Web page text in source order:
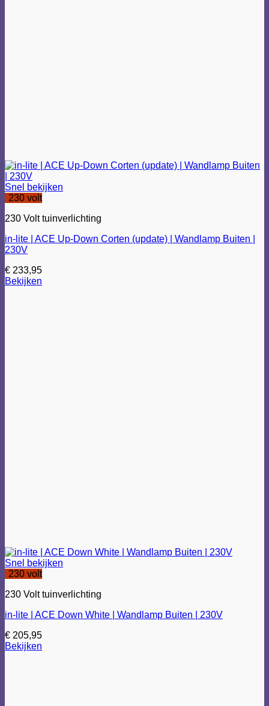
Snel bekijken
230 volt
230 Volt tuinverlichting
in-lite | ACE Up-Down Corten (update) | Wandlamp Buiten |
230V
€ 233,95
Bekijken
Snel bekijken
230 volt
230 Volt tuinverlichting
in-lite | ACE Down White | Wandlamp Buiten | 230V
€ 205,95
Bekijken